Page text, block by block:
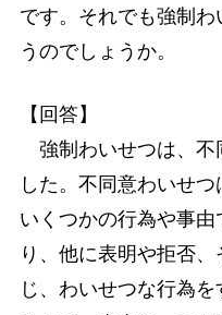
です。それでも強制
うのでしょうか。
【回答】
強制わいせつは、不
した。不同意わいせつ
いくつかの行為や事
り、他に表明や拒否
じ、わいせつな行為を